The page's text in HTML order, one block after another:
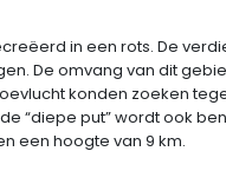
in een rots. De
De omvang van dit
konden zoeken
“diepe put” wordt ook
een hoogte van 9 km.